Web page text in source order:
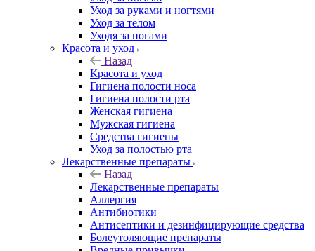
Уход за руками и ногтями
Уход за телом
Уходя за ногами
Красота и уход
Назад
Красота и уход
Гигиена полости носа
Гигиена полости рта
Женская гигиена
Мужская гигиена
Средства гигиены
Уход за полостью рта
Лекарственные препараты
Назад
Лекарственные препараты
Аллергия
Антибиотики
Антисептики и дезинфицирующие средства
Болеутоляющие препараты